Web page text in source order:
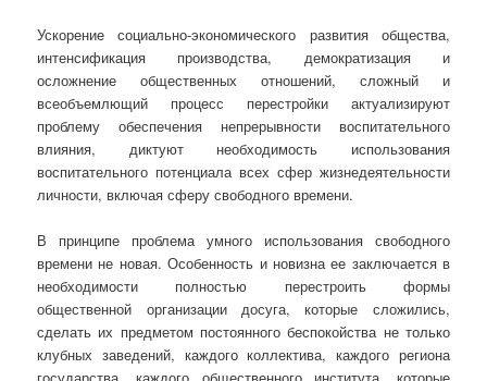
Ускорение социально-экономического развития общества,
интенсификация производства, демократизация и
осложнение общественных отношений, сложный и
всеобъемлющий процесс перестройки актуализируют
проблему обеспечения непрерывности воспитательного
влияния, диктуют необходимость использования
воспитательного потенциала всех сфер жизнедеятельности
личности, включая сферу свободного времени.
В принципе проблема умного использования свободного
времени не новая. Особенность и новизна ее заключается в
необходимости полностью перестроить формы
общественной организации досуга, которые сложились,
сделать их предметом постоянного беспокойства не только
клубных заведений, каждого коллектива, каждого региона